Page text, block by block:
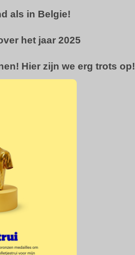
als in Belgie!
het jaar 2025
Hier zijn we erg trots op!